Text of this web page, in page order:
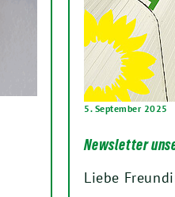
5. September 2025
Newsletter
Liebe